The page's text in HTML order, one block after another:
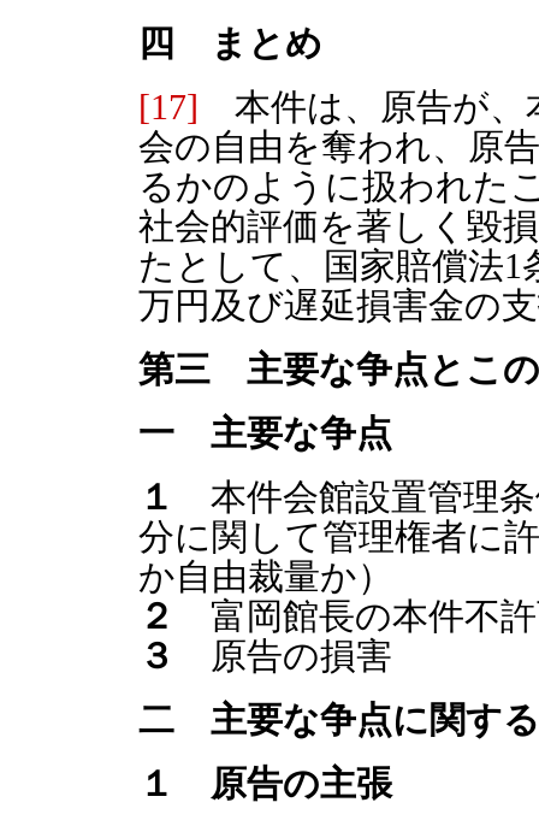
四 まとめ
[17] 本件は、原告が、
会の自由を奪われ、原
るかのように扱われた
社会的評価を著しく毀
たとして、国家賠償法1
万円及び遅延損害金の
第三 主要な争点とこ
一 主要な争点
１
本件会館設置管理
分に関して管理権者に
か自由裁量か）
２
富岡館長の本件不
３
原告の損害
二 主要な争点に関す
１ 原告の主張